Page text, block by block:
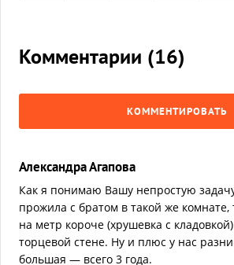
Комментарии (16)
КОММЕНТИРОВАТЬ
Александра Агапова
Как я понимаю Вашу непростую
прожила с братом в такой же комнате,
на метр короче (хрушевка с
торцевой стене. Ну и плюс у нас
большая — всего 3 года.